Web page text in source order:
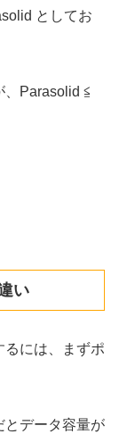
としてお
、Parasolid ≦
い
るには、まずポ
とデータ容量が